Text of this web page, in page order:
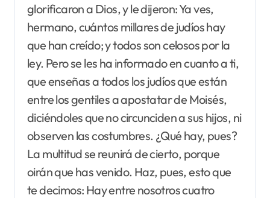
glorificaron a Dios, y le dijeron: Ya ves,
hermano, cuántos millares de judíos hay
que han creído; y todos son celosos por la
ley. Pero se les ha informado en cuanto a ti,
que enseñas a todos los judíos que están
entre los gentiles a apostatar de Moisés,
diciéndoles que no circunciden a sus hijos, ni
observen las costumbres. ¿Qué hay, pues?
La multitud se reunirá de cierto, porque
oirán que has venido. Haz, pues, esto que
te decimos: Hay entre nosotros cuatro